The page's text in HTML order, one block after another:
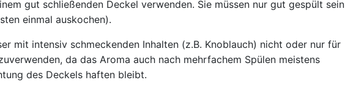
gut schließenden Deckel verwenden. Sie müssen nur gut gespült sein
einmal auskochen).
mit intensiv schmeckenden Inhalten (z.B. Knoblauch) nicht oder nur für
da das Aroma auch nach mehrfachem Spülen meistens
des Deckels haften bleibt.